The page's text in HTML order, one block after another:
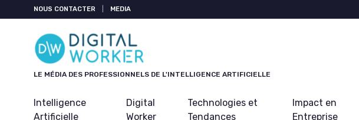
NOUS CONTACTER MEDIA
LE MÉDIA DES PROFESSIONNELS DE L'INTELLIGENCE ARTIFICIELLE
Intelligence
Artificielle
Digital
Worker
Technologies et
Tendances
Impact en
Entreprise
Panneau de gestion des cookies